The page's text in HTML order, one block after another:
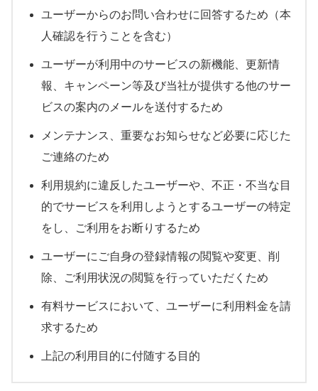
ユーザーからのお問い合わせに回答するため（本
人確認を行うことを含む）
ユーザーが利用中のサービスの新機能、更新情
報、キャンペーン等及び当社が提供する他のサー
ビスの案内のメールを送付するため
メンテナンス、重要なお知らせなど必要に応じた
ご連絡のため
利用規約に違反したユーザーや、不正・不当な目
的でサービスを利用しようとするユーザーの特定
をし、ご利用をお断りするため
ユーザーにご自身の登録情報の閲覧や変更、削
除、ご利用状況の閲覧を行っていただくため
有料サービスにおいて、ユーザーに利用料金を請
求するため
上記の利用目的に付随する目的